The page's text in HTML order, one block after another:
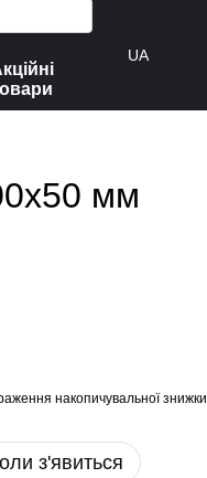
UA
мм
накопичувальної знижки
з'явиться